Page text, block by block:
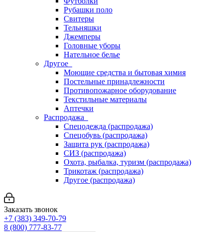
Рубашки поло
Свитеры
Тельняшки
Джемперы
Головные уборы
Нательное белье
Другое
Моющие средства и бытовая химия
Постельные принадлежности
Противопожарное оборудование
Текстильные материалы
Аптечки
Распродажа
Спецодежда (распродажа)
Спецобувь (распродажа)
Защита рук (распродажа)
СИЗ (распродажа)
Охота, рыбалка, туризм (распродажа)
Трикотаж (распродажа)
Другое (распродажа)
Заказать звонок
+7 (383) 349-70-79
8 (800) 777-83-77